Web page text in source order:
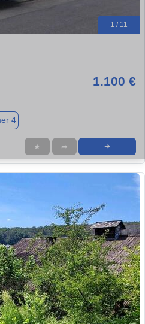
1 / 11
1.100 €
4
★ ➦ ➜